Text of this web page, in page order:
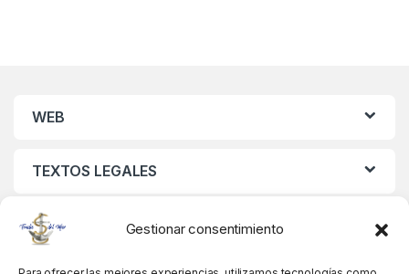
Gestionar consentimiento
WEB
TEXTOS LEGALES
MIS DATOS